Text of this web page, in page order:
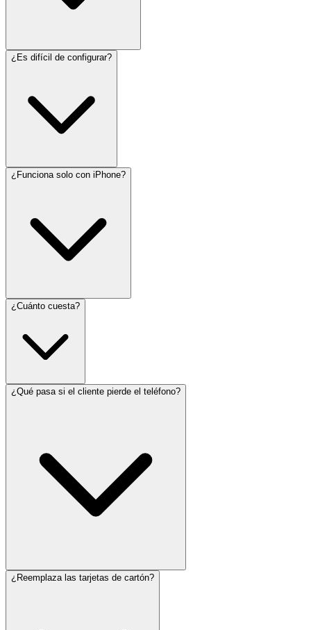
¿Es difícil de configurar?
¿Funciona solo con iPhone?
¿Cuánto cuesta?
¿Qué pasa si el cliente pierde el teléfono?
¿Reemplaza las tarjetas de cartón?